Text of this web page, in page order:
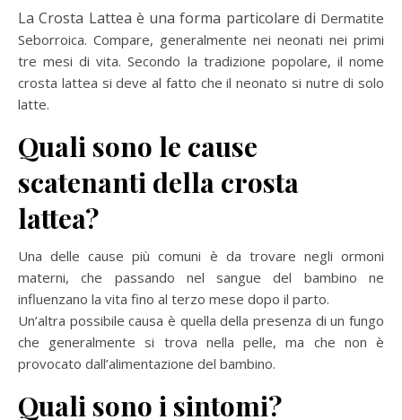
La Crosta Lattea è una forma particolare di Dermatite
Seborroica. Compare, generalmente nei neonati nei primi
tre mesi di vita. Secondo la tradizione popolare, il nome
crosta lattea si deve al fatto che il neonato si nutre di solo
latte.
Quali sono le cause
scatenanti della crosta
lattea?
Una delle cause più comuni è da trovare negli ormoni
materni, che passando nel sangue del bambino ne
influenzano la vita fino al terzo mese dopo il parto.
Un’altra possibile causa è quella della presenza di un fungo
che generalmente si trova nella pelle, ma che non è
provocato dall’alimentazione del bambino.
Quali sono i sintomi?